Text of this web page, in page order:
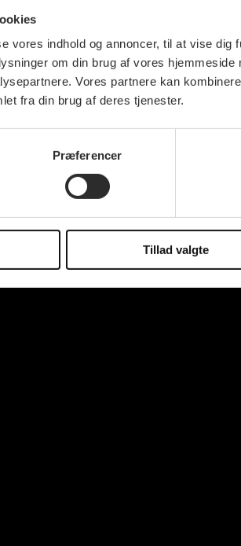
vores indhold og annoncer, til at vise dig
om din brug af vores
Vores partnere kan
fra din brug af deres tjenester.
Præferencer
Tillad valgte